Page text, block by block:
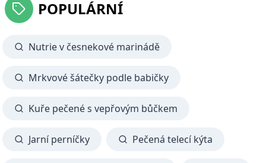
POPULÁRNÍ
Nutrie v česnekové marinádě
Mrkvové šátečky podle babičky
Kuře pečené s vepřovým bůčkem
Jarní perníčky Pečená telecí kýta